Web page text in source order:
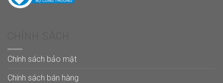
Chính sách bảo mật
Chính sách bán hàng